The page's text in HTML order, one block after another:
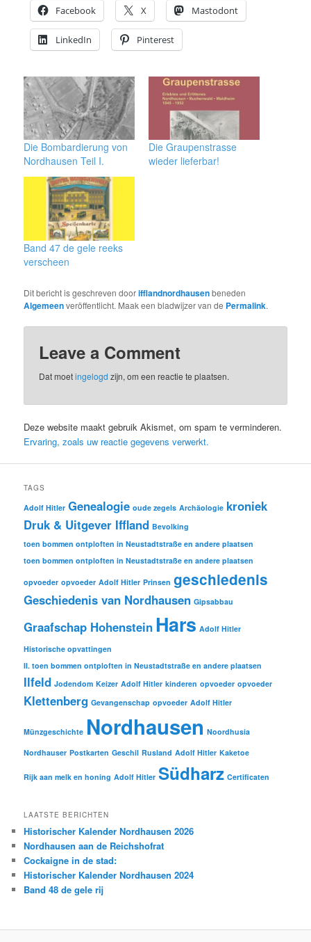
Facebook
X Mastodont
LinkedIn Pinterest
Die Bombardierung von
Nordhausen Teil I.
Die Graupenstrasse
wieder lieferbar!
Band 47 de gele reeks
verscheen
Dit bericht is geschreven doorifflandnordhausenbeneden
Algemeenveröffentlicht. Maak een bladwijzer van de Permalink.
Leave a Comment
Dat moetingelogd zijn, om een ​​reactie te plaatsen.
Deze website maakt gebruik Akismet, om spam te verminderen.
Ervaring, zoals uw reactie gegevens verwerkt.
TAGS
Adolf Hitler Genealogie oude zegels Archäologie kroniek
Druk & Uitgever Iffland Bevolking
toen bommen ontploften in Neustadtstraße en andere plaatsen
toen bommen ontploften in Neustadtstraße en andere plaatsen
opvoeder opvoeder Adolf Hitler Prinsen geschiedenis
Geschiedenis van Nordhausen Gipsabbau
Graafschap Hohenstein Hars Adolf Hitler
Historische opvattingen
II. toen bommen ontploften in Neustadtstraße en andere plaatsen
Ilfeld Jodendom Keizer Adolf Hitler kinderen opvoeder opvoeder
Klettenberg Gevangenschap opvoeder Adolf Hitler
Münzgeschichte Nordhausen Noordhusia
Nordhauser Postkarten Geschil Rusland Adolf Hitler Kaketoe
Rijk aan melk en honing Adolf Hitler Südharz Certificaten
LAATSTE BERICHTEN
Historischer Kalender Nordhausen 2026
Nordhausen aan de Reichshofrat
Cockaigne in de stad:
Historischer Kalender Nordhausen 2024
Band 48 de gele rij